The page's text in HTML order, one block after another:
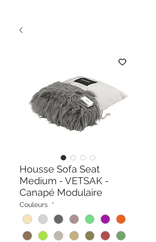
Housse Sofa Seat
Medium - VETSAK -
Canapé Modulaire
Couleurs *